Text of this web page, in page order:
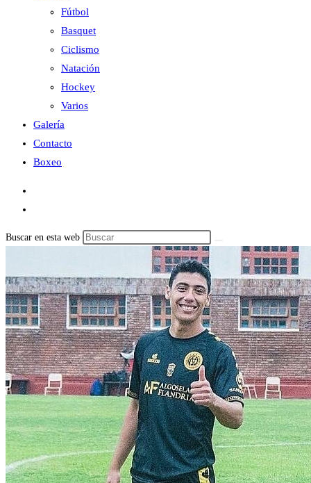
Fútbol
Basquet
Ciclismo
Natación
Hockey
Varios
Galería
Contacto
Boxeo
Buscar en esta web